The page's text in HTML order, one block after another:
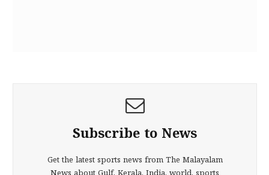
Subscribe to News
Get the latest sports news from The Malayalam